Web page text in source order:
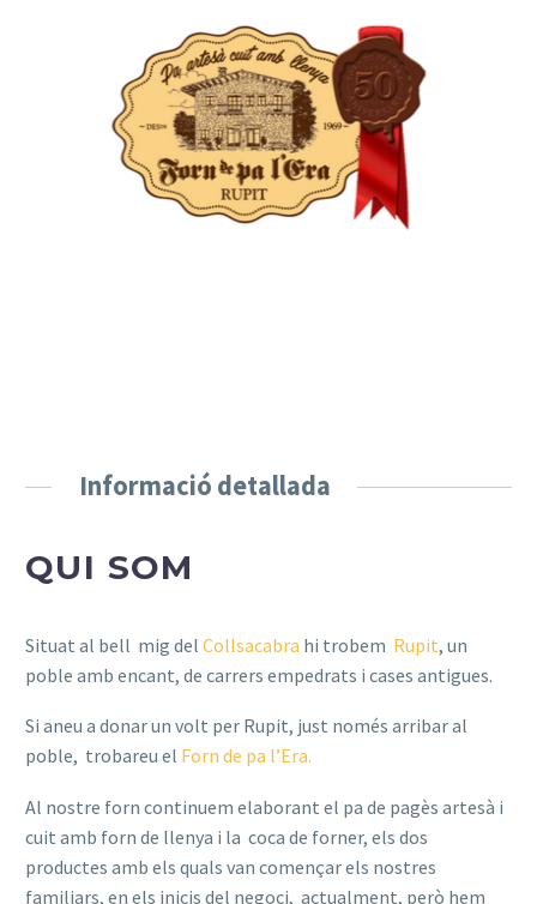
Informació detallada
QUI SOM
Situat al bell mig del Collsacabra hi trobem Rupit, un
poble amb encant, de carrers empedrats i cases antigues.
Si aneu a donar un volt per Rupit, just només arribar al
poble, trobareu el Forn de pa l’Era.
Al nostre forn continuem elaborant el pa de pagès artesà i
cuit amb forn de llenya i la coca de forner, els dos
productes amb els quals van començar els nostres
familiars, en els inicis del negoci, actualment, però hem